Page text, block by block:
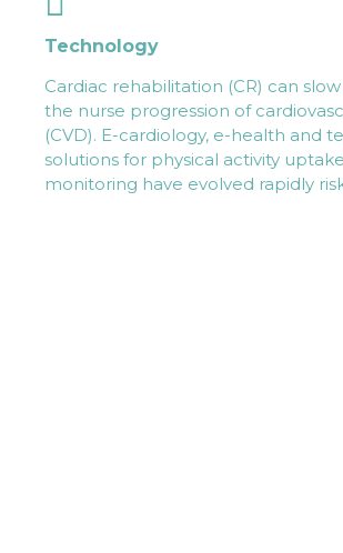
Technology
Cardiac rehabilitation (CR) can
the nurse progression of
(CVD). E-cardiology, e-health and
solutions for physical activity
monitoring have evolved rapidly